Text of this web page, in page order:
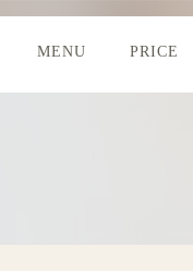
MENU PRICE